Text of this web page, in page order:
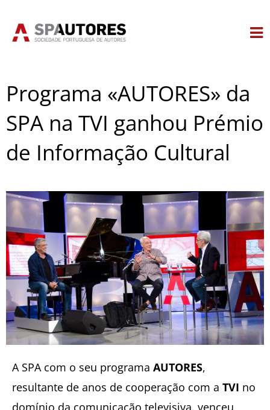
Programa «AUTORES» da
SPA na TVI ganhou Prémio
de Informação Cultural
A SPA com o seu programa AUTORES,
resultante de anos de cooperação com a TVI no
domínio da comunicação televisiva, venceu